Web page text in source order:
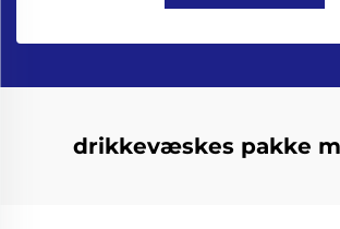
drikkevæskes pakke